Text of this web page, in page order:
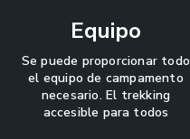
Equipo
Se puede proporcionar todo
el equipo de campamento
necesario. El trekking
accesible para todos